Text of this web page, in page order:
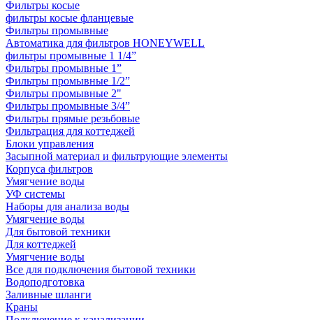
Фильтры косые
фильтры косые фланцевые
Фильтры промывные
Автоматика для фильтров HONEYWELL
фильтры промывные 1 1/4”
Фильтры промывные 1”
Фильтры промывные 1/2”
Фильтры промывные 2"
Фильтры промывные 3/4”
Фильтры прямые резьбовые
Фильтрация для коттеджей
Блоки управления
Засыпной материал и фильтрующие элементы
Корпуса фильтров
Умягчение воды
УФ системы
Наборы для анализа воды
Умягчение воды
Для бытовой техники
Для коттеджей
Умягчение воды
Все для подключения бытовой техники
Водоподготовка
Заливные шланги
Краны